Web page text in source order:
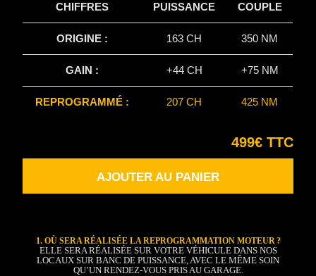
CHIFFRES PUISSANCE COUPLE
ORIGINE : 163 CH 350 NM
GAIN : +44 CH +75 NM
REPROGRAMMÉ : 207 CH 425 NM
499€ TTC
AJOUTER AU PANIER
1. OÙ SERA RÉALISÉE LA REPROGRAMMATION MOTEUR ?
ELLE SERA RÉALISÉE SUR VOTRE VÉHICULE DANS NOS
LOCAUX SUR BANC DE PUISSANCE, AVEC LE MÊME SOIN
QU’UN RENDEZ-VOUS PRIS AU GARAGE.